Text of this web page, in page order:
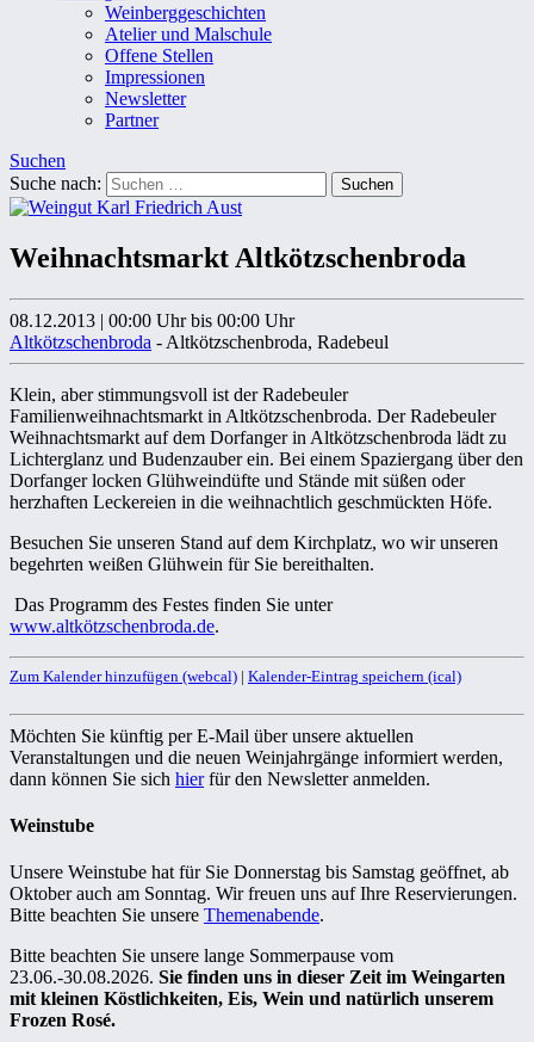
Weinberggeschichten
Atelier und Malschule
Offene Stellen
Impressionen
Newsletter
Partner
Suchen
Suche nach:
Weihnachtsmarkt Altkötzschenbroda
08.12.2013 | 00:00 Uhr bis 00:00 Uhr
Altkötzschenbroda - Altkötzschenbroda, Radebeul
Klein, aber stimmungsvoll ist der Radebeuler
Familienweihnachtsmarkt in Altkötzschenbroda. Der Radebeuler
Weihnachtsmarkt auf dem Dorfanger in Altkötzschenbroda lädt zu
Lichterglanz und Budenzauber ein. Bei einem Spaziergang über den
Dorfanger locken Glühweindüfte und Stände mit süßen oder
herzhaften Leckereien in die weihnachtlich geschmückten Höfe.
Besuchen Sie unseren Stand auf dem Kirchplatz, wo wir unseren
begehrten weißen Glühwein für Sie bereithalten.
Das Programm des Festes finden Sie unter
www.altkötzschenbroda.de.
Zum Kalender hinzufügen (webcal) | Kalender-Eintrag speichern (ical)
Möchten Sie künftig per E-Mail über unsere aktuellen
Veranstaltungen und die neuen Weinjahrgänge informiert werden,
dann können Sie sich hierfür den Newsletter anmelden.
Weinstube
Unsere Weinstube hat für Sie Donnerstag bis Samstag geöffnet, ab
Oktober auch am Sonntag. Wir freuen uns auf Ihre Reservierungen.
Bitte beachten Sie unsere Themenabende.
Bitte beachten Sie unsere lange Sommerpause vom
23.06.-30.08.2026. Sie finden uns in dieser Zeit im Weingarten
mit kleinen Köstlichkeiten, Eis, Wein und natürlich unserem
Frozen Rosé.